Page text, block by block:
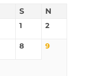
S N
1 2
8 9